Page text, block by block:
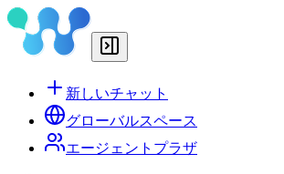
新しいチャット
グローバルスペース
エージェントプラザ